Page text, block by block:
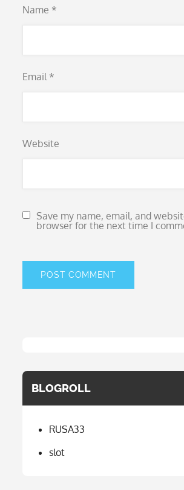
Name *
Email *
Website
Save my name, email, and
browser for the next time I
BLOGROLL
RUSA33
slot